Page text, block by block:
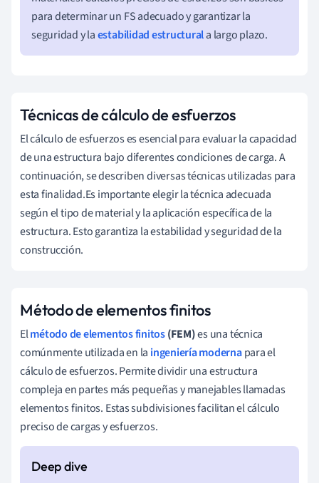
para determinar un FS adecuado y garantizar la
seguridad y laestabilidad estructurala largo plazo.
Técnicas de cálculo de esfuerzos
El cálculo de esfuerzos es esencial para evaluar la capacidad
de una estructura bajo diferentes condiciones de carga. A
continuación, se describen diversas técnicas utilizadas para
esta finalidad.Es importante elegir la técnica adecuada
según el tipo de material y la aplicación específica de la
estructura. Esto garantiza la estabilidad y seguridad de la
construcción.
Método de elementos finitos
Elmétodo de elementos finitos(FEM)es una técnica
comúnmente utilizada en la ingeniería modernapara el
cálculo de esfuerzos. Permite dividir una estructura
compleja en partes más pequeñas y manejables llamadas
elementos finitos. Estas subdivisiones facilitan el cálculo
preciso de cargas y esfuerzos.